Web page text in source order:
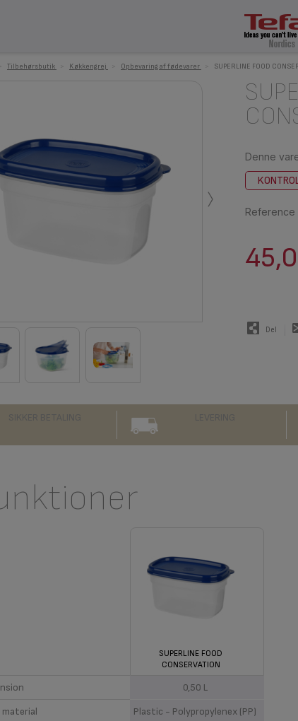
Tilbehørsbutik Køkkengrej Opbevaring af fødevarer SUPERLINE FOOD
›
Denne
Reference
Del
SUPERLINE FOOD
CONSERVATION
0,50 L
material
Plastic - Polypropylenex (PP)